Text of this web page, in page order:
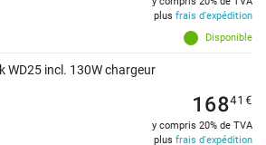
Disponible
plus frais d'expédition
WD25 incl. 130W chargeur
16841 €
y compris 20% de TVA
plus frais d'expédition